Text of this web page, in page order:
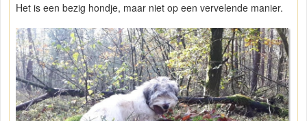
Het is een bezig hondje, maar niet op een vervelende manier.